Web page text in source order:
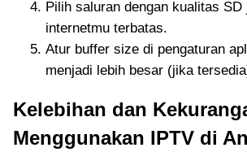
Pilih saluran dengan kualitas
internetmu terbatas.
Atur buffer size di pengaturan
menjadi lebih besar (jika
Kelebihan dan
Menggunakan IPTV di